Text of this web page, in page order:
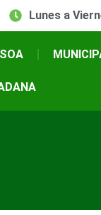
Lunes a